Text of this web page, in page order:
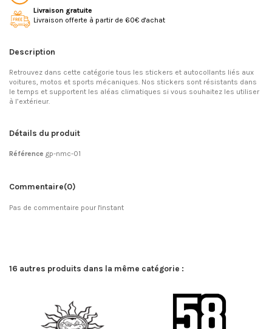
Livraison gratuite
Livraison offerte à partir de 60€ d'achat
Description
Retrouvez dans cette catégorie tous les stickers et autocollants liés aux
voitures, motos et sports mécaniques. Nos stickers sont résistants dans
le temps et supportent les aléas climatiques si vous souhaitez les utiliser
à l’extérieur.
Détails du produit
Référence gp-nmc-01
Commentaire(0)
Pas de commentaire pour l'instant
16 autres produits dans la même catégorie :